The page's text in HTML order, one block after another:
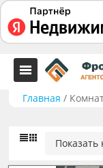
Главная /
Показать